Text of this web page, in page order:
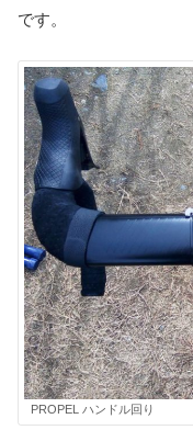
です。
PROPEL ハンドル回り